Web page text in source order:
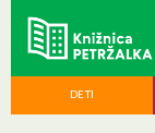
DETI